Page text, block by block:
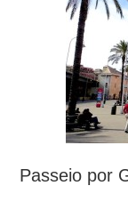
Passeio por